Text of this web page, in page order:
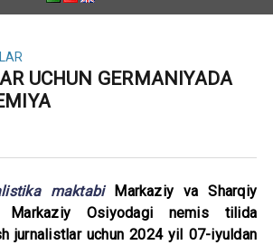
UCHUN GERMANIYADA
maktabiMarkaziy va Sharqiy
Markaziy Osiyodagi nemis tilida
jurnalistlar uchun 2024 yil 07-iyuldan